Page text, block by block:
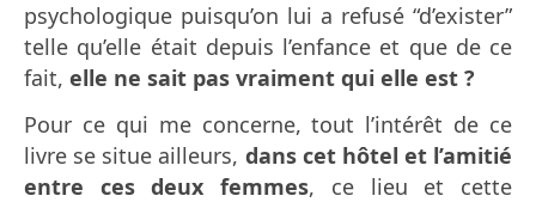
psychologique puisqu’on lui a refusé “d’exister”
telle qu’elle était depuis l’enfance et que de ce
fait, elle ne sait pas vraiment qui elle est ?
Pour ce qui me concerne, tout l’intérêt de ce
livre se situe ailleurs, dans cet hôtel et l’amitié
entre ces deux femmes, ce lieu et cette